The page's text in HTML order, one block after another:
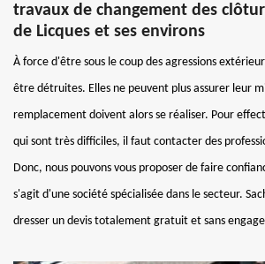
travaux de changement des
de Licques et ses environs
À force d'être sous le coup des agressions
être détruites. Elles ne peuvent plus assurer leur
remplacement doivent alors se réaliser. Pour
qui sont très difficiles, il faut contacter des
Donc, nous pouvons vous proposer de faire
s'agit d'une société spécialisée dans le secteur.
dresser un devis totalement gratuit et sans